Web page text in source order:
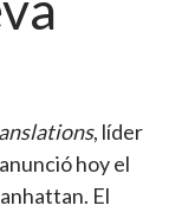
, líder
hoy el
El